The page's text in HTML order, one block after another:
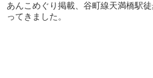
あんこめぐり掲載、谷町線天満橋駅
ってきました。